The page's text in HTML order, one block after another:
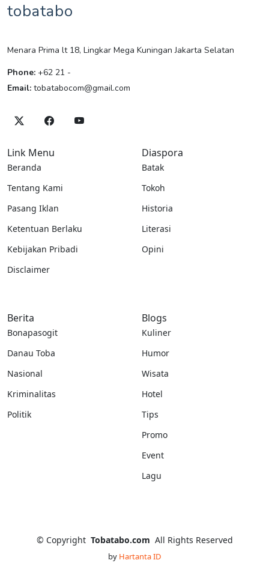
tobatabo
Menara Prima lt 18, Lingkar Mega Kuningan Jakarta Selatan
Phone: +62 21 -
Email: tobatabocom@gmail.com
Link Menu
Beranda
Tentang Kami
Pasang Iklan
Ketentuan Berlaku
Kebijakan Pribadi
Disclaimer
Diaspora
Batak
Tokoh
Historia
Literasi
Opini
Berita
Bonapasogit
Danau Toba
Nasional
Kriminalitas
Politik
Blogs
Kuliner
Humor
Wisata
Hotel
Tips
Promo
Event
Lagu
© Copyright Tobatabo.com All Rights Reserved
by Hartanta ID